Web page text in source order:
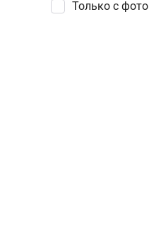
Только с фото